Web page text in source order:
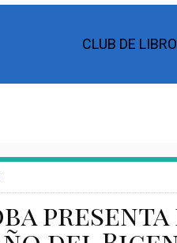
CLUB DE
presenta